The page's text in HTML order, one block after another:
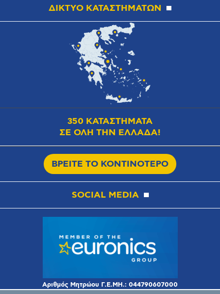
ΔΙΚΤΥΟ ΚΑΤΑΣΤΗΜΑΤΩΝ
350 ΚΑΤΑΣΤΗΜΑΤΑ
ΣΕ ΟΛΗ ΤΗΝ ΕΛΛΑΔΑ!
ΒΡΕΙΤΕ ΤΟ ΚΟΝΤΙΝΟΤΕΡΟ
SOCIAL MEDIA